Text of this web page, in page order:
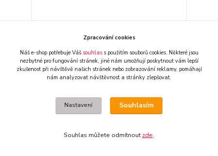
180A,
1 170 CZK ks
967 CZKbez DPH externí sklad - 2 dny
Zpracování cookies
Náš e-shop potřebuje Váš souhlass použitím souborů cookies. Některé jsou
nezbytné pro fungování stránek, jiné nám umožňují poskytnout vám lepší
zkušenost při návštěvě našich stránek nebo zobrazování reklamy, pomáhají
nám analyzovat návštěvnost a stránky zlepšovat.
Nastavení Souhlasím
Souhlas můžete odmítnout zde.